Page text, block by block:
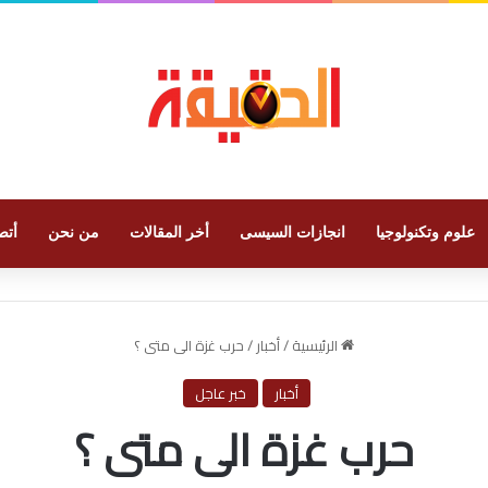
علوم وتكنولوجيا انجازات السيسى أخر المقالات من نحن
الرئيسية/أخبار/حرب غزة الى متى ؟
أخبار
خبر عاجل
حرب غزة الى متى ؟